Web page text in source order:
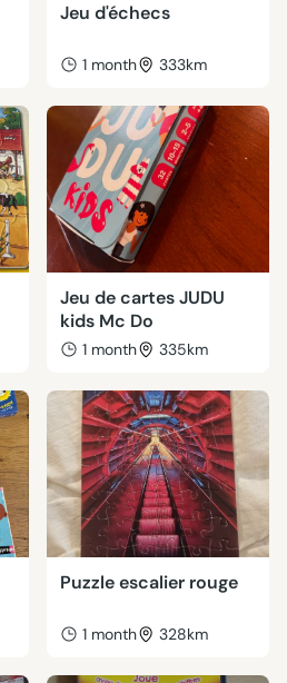
Jeu d'échecs
1 month 333km
Jeu de cartes JUDU
kids Mc Do
1 month 335km
Puzzle escalier rouge
1 month 328km